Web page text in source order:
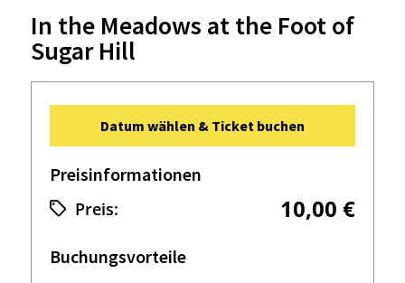
Stadtführungen
Events & Tickets
Ausflugsziele
Erlebnisse
Wein
Wandern
In the Meadows at the Foot of
Sugar Hill
Datum wählen & Ticket buchen
Preisinformationen
Preis: 10,00 €
Buchungsvorteile